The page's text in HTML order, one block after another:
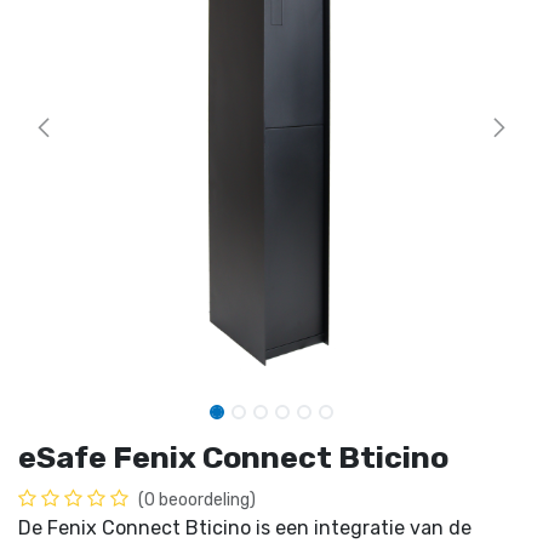
eSafe Fenix Connect Bticino
(0 beoordeling)
De Fenix Connect Bticino is een integratie van de